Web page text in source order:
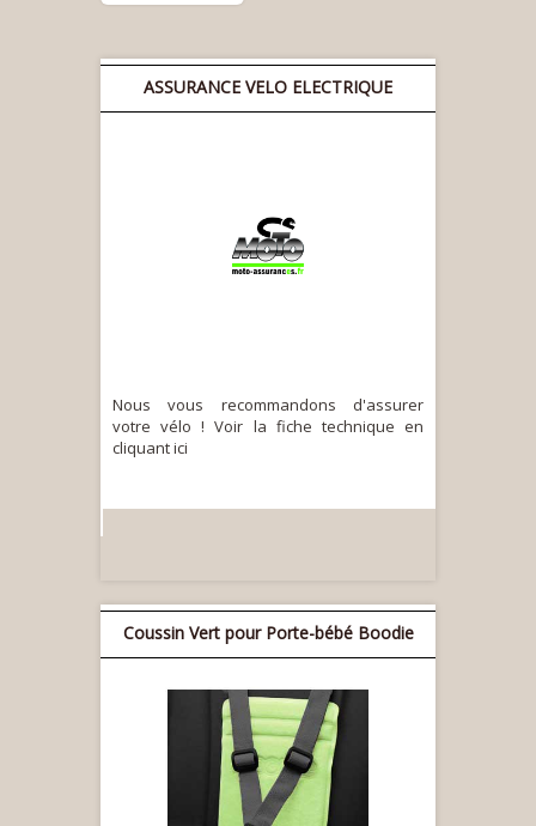
ASSURANCE VELO ELECTRIQUE
Nous vous recommandons d'assurer
votre vélo ! Voir la fiche technique en
cliquant ici
Coussin Vert pour Porte-bébé Boodie